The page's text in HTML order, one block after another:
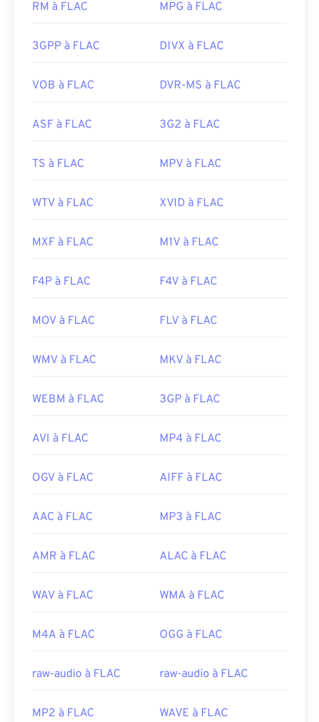
streaming sur Internet.
Liens utiles:
incluentFFmpeg etFLACCLpour
comme le mot « gratuit » dans son nom l'indique,
Développé par :
Xiph.Org Foundation
https://en.wikipedia.org/wiki/FLAC
RM à FLAC MPG à FLAC
3GPP à FLAC DIVX à FLAC
VOB à FLAC DVR-MS à FLAC
ASF à FLAC 3G2 à FLAC
TS à FLAC MPV à FLAC
WTV à FLAC XVID à FLAC
MXF à FLAC M1V à FLAC
F4P à FLAC F4V à FLAC
MOV à FLAC FLV à FLAC
WMV à FLAC MKV à FLAC
WEBM à FLAC 3GP à FLAC
AVI à FLAC MP4 à FLAC
OGV à FLAC AIFF à FLAC
AAC à FLAC MP3 à FLAC
AMR à FLAC ALAC à FLAC
WAV à FLAC WMA à FLAC
M4A à FLAC OGG à FLAC
raw-audio à FLAC raw-audio à FLAC
MP2 à FLAC WAVE à FLAC